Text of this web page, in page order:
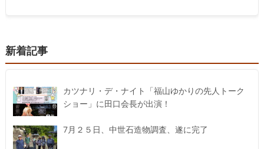
新着記事
カツナリ・デ・ナイト「福山ゆかりの先人トーク
ショー」に田口会長が出演！
7月２５日、中世石造物調査、遂に完了